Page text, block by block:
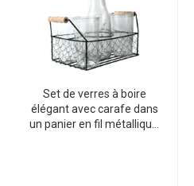
Set de verres à boire
élégant avec carafe dans
un panier en fil métallique,